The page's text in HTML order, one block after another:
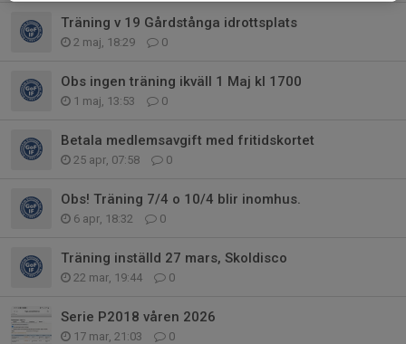
Träning v 19 Gårdstånga idrottsplats
2 maj, 18:29 0
Obs ingen träning ikväll 1 Maj kl 1700
1 maj, 13:53 0
Betala medlemsavgift med fritidskortet
25 apr, 07:58 0
Obs! Träning 7/4 o 10/4 blir inomhus.
6 apr, 18:32 0
Träning inställd 27 mars, Skoldisco
22 mar, 19:44 0
Serie P2018 våren 2026
17 mar, 21:03 0